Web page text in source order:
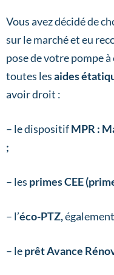
Vous avez décidé de
sur le marché et eu
pose de votre pompe
toutes lesaides
avoir droit :
– le dispositifMPR :
;
– les primes CEE
– l’éco-PTZ,
– leprêt Avance